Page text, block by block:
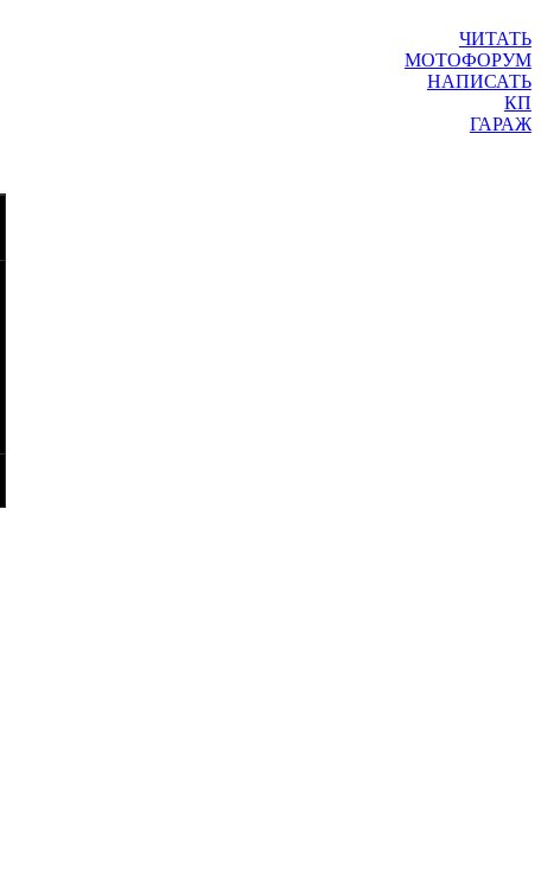
ЧИТАТЬ
МОТОФОРУМ
НАПИСАТЬ
КП
ГАРАЖ